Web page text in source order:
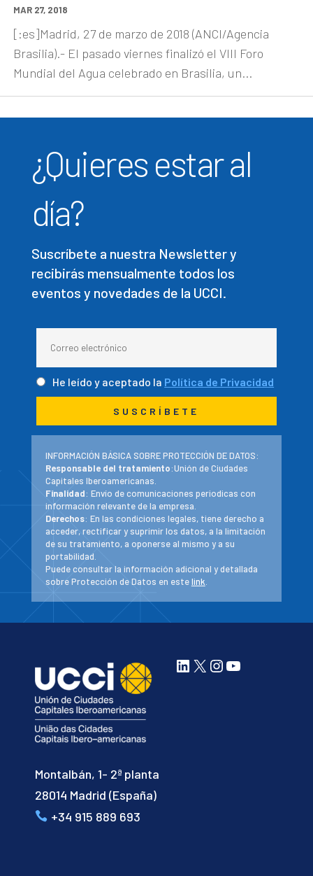
MAR 27, 2018
[:es]Madrid, 27 de marzo de 2018 (ANCI/Agencia
Brasilia).- El pasado viernes finalizó el VIII Foro
Mundial del Agua celebrado en Brasilia, un...
¿Quieres estar al
día?
Suscríbete a nuestra Newsletter y
recibirás mensualmente todos los
eventos y novedades de la UCCI.
He leído y aceptado la Política de Privacidad
INFORMACIÓN BÁSICA SOBRE PROTECCIÓN DE DATOS:
Responsable del tratamiento:Unión de Ciudades
Capitales Iberoamericanas.
Finalidad: Envío de comunicaciones periodicas con
información relevante de la empresa.
Derechos: En las condiciones legales, tiene derecho a
acceder, rectificar y suprimir los datos, a la limitación
de su tratamiento, a oponerse al mismo y a su
portabilidad.
Puede consultar la información adicional y detallada
sobre Protección de Datos en estelink.
Montalbán, 1- 2ª planta
28014 Madrid (España)
+34 915 889 693
LinkedIn
X Instagram
YouTube